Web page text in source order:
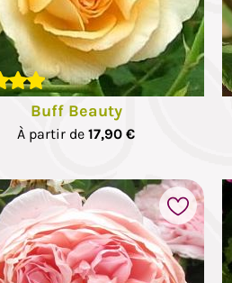
Buff Beauty
À partir de 17,90 €